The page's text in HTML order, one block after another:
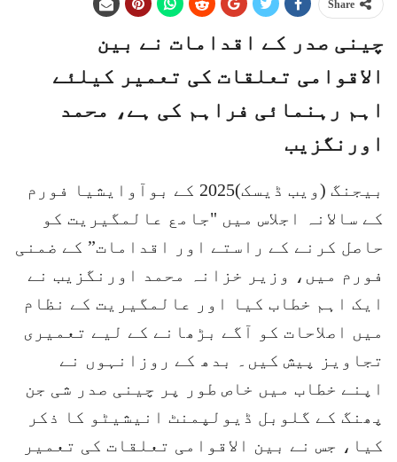
Share
چینی صدر کے اقدامات نے بین
الاقوامی تعلقات کی تعمیر کیلئے
اہم رہنمائی فراہم کی ہے، محمد
اورنگزیب
بیجنگ (ویب ڈیسک)2025 کے بوآوایشیا فورم
کے سالانہ اجلاس میں "جامع عالمگیریت کو
حاصل کرنے کے راستے اور اقدامات” کے ضمنی
فورم میں، وزیر خزانہ محمد اورنگزیب نے
ایک اہم خطاب کیا اور عالمگیریت کے نظام
میں اصلاحات کو آگے بڑھانے کے لیے تعمیری
تجاویز پیش کیں۔ بدھ کے روزانہوں نے
اپنے خطاب میں خاص طور پر چینی صدر شی جن
پھنگ کے گلوبل ڈیولپمنٹ انیشیٹو کا ذکر
کیا، جس نے بین الاقوامی تعلقات کی تعمیر